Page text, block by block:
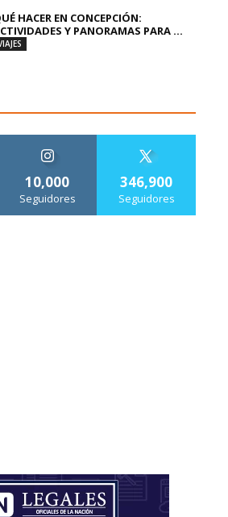
HACER EN CONCEPCIÓN:
Y PANORAMAS PARA ...
10,000
Seguidores
346,900
Seguidores